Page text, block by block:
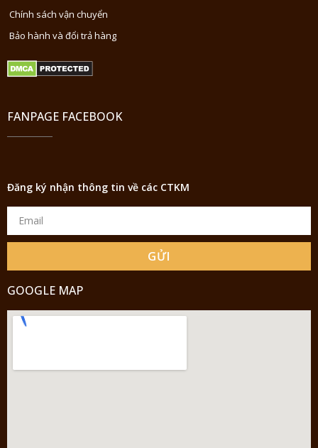
Chính sách vận chuyển
Bảo hành và đổi trả hàng
FANPAGE FACEBOOK
Đăng ký nhận thông tin về các CTKM
GỬI
GOOGLE MAP